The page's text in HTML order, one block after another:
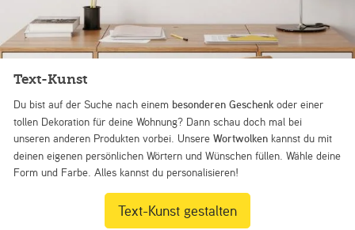
Text-Kunst
Du bist auf der Suche nach einem besonderen Geschenk oder einer
tollen Dekoration für deine Wohnung? Dann schau doch mal bei
unseren anderen Produkten vorbei. UnsereWortwolken kannst du mit
deinen eigenen persönlichen Wörtern und Wünschen füllen. Wähle deine
Form und Farbe. Alles kannst du personalisieren!
Text-Kunst gestalten